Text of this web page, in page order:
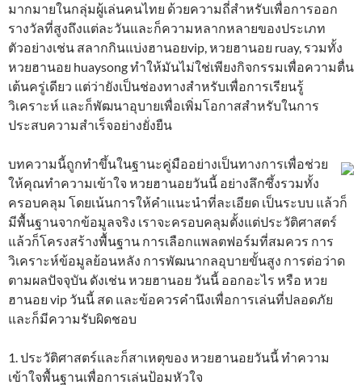
มากมายในกลุ่มผู้เล่นคนไทย ด้วยความถี่สำหรับเพื่อการออก
รางวัลที่สูงถึงแต่ละวันและก็ความหลากหลายของประเภท
ตัวอย่างเช่น สลากกินแบ่งฮานอยvip, หวยฮานอย ruay, รวมทั้ง
หวยฮานอย huaysong ทำให้มันไม่ใช่เพียงกิจกรรมเพื่อความตื่น
เต้นครู่เดียว แต่ว่ายังเป็นช่องทางสำหรับเพื่อการเรียนรู้
วิเคราะห์ และก็พัฒนาอุบายเพื่อเพิ่มโอกาสสำหรับในการ
ประสบความสำเร็จอย่างยั่งยืน
บทความนี้ถูกทำขึ้นในฐานะคู่มืออย่างเป็นทางการเพื่อช่วย
ให้คุณทำความเข้าใจ หวยฮานอยวันนี้ อย่างลึกซึ้งรวมทั้ง
ครอบคลุม โดยเน้นการให้คำแนะนำที่ละเอียด เป็นระบบ แล้วก็
มีพื้นฐานจากข้อมูลจริง เราจะครอบคลุมตั้งแต่ประวัติศาสตร์
แล้วก็โครงสร้างพื้นฐาน การเลือกแพลตฟอร์มที่สมควร การ
วิเคราะห์ข้อมูลย้อนหลัง การพัฒนากลอุบายขั้นสูง การต่อว่าด
ตามผลปัจจุบัน ดังเช่น หวยฮานอย วันนี้ ออกอะไร หรือ หวย
ฮานอย vip วันนี้ สด และข้อควรคำนึงเพื่อการเล่นที่ปลอดภัย
และก็มีความรับผิดชอบ
1. ประวัติศาสตร์และก็สาเหตุของ หวยฮานอยวันนี้ ทำความ
เข้าใจพื้นฐานเพื่อการเล่นป้อมหัวใจ